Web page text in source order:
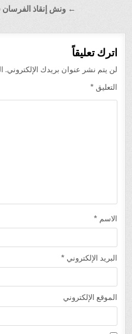
← ونش إنقاذ الفرسان في
اترك تعليقاً
لن يتم نشر عنوان بريدك الإلكتروني.
التعليق *
الاسم *
البريد الإلكتروني *
الموقع الإلكتروني